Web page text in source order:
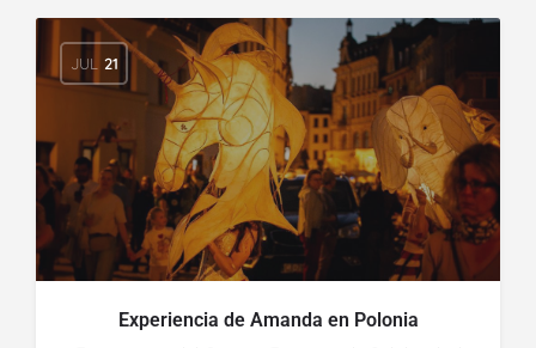
JUL 21
Experiencia de Amanda en Polonia